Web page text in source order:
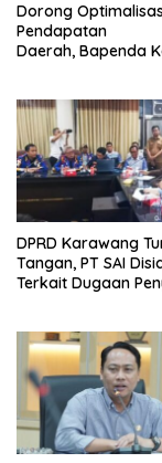
Dorong
Pendapatan
Daerah, Bapenda
Dunia Usaha
DPRD Karawang
Tangan, PT SAI
Terkait Dugaan